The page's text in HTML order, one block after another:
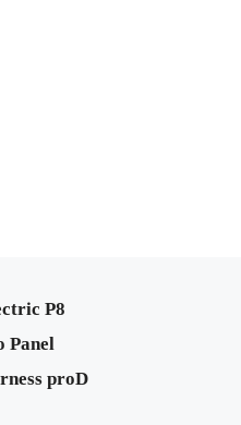
P8
Panel
proD